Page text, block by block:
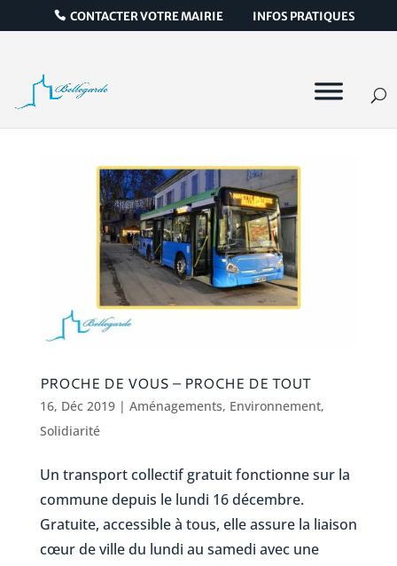
CONTACTER VOTRE MAIRIE INFOS PRATIQUES
PROCHE DE VOUS – PROCHE DE TOUT
16, Déc 2019| Aménagements, Environnement,
Solidiarité
Un transport collectif gratuit fonctionne sur la
commune depuis le lundi 16 décembre.
Gratuite, accessible à tous, elle assure la liaison
cœur de ville du lundi au samedi avec une